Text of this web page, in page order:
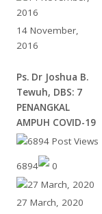
14 November,
2016
Ps. Dr Joshua B.
Tewuh, DBS: 7
PENANGKAL
AMPUH COVID-19
6894 0
27 March, 2020